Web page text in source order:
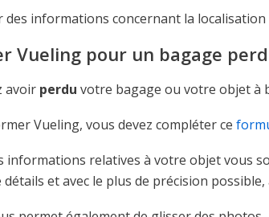
des informations concernant la
Vueling pour un bagage
avoir perdu votre bagage ou votre objet à
Vueling, vous devez compléter ce
informations relatives à votre objet vous
détails et avec le plus de précision